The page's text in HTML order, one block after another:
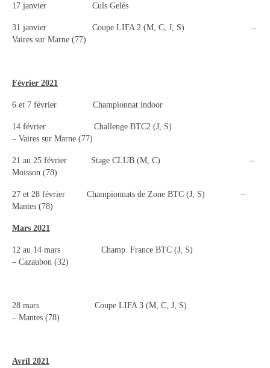
Boutique Club
Tarifs Saison 2025-2026
Nos prestations à la demande
17 janvier Culs Gelés
31 janvier Coupe LIFA 2 (M, C, J, S) –
Vaires sur Marne (77)
Février 2021
6 et 7 février Championnat indoor
14 février Challenge BTC2 (J, S)
– Vaires sur Marne (77)
21 au 25 février Stage CLUB (M, C) –
Moisson (78)
27 et 28 février Championnats de Zone BTC (J, S) –
Mantes (78)
Mars 2021
12 au 14 mars Champ. France BTC (J, S)
– Cazaubon (32)
28 mars Coupe LIFA 3 (M, C, J, S)
– Mantes (78)
Avril 2021